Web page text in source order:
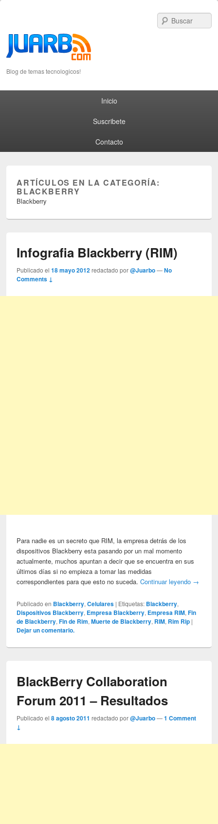
Blog de temas tecnologicos!
Inicio
Suscribete
Contacto
ARTÍCULOS EN LA CATEGORÍA:
BLACKBERRY
Blackberry
Infografia Blackberry (RIM)
Publicado el18 mayo 2012 redactado por@Juarbo —No
Comments ↓
Para nadie es un secreto que RIM, la empresa detrás de los
dispositivos Blackberry esta pasando por un mal momento
actualmente, muchos apuntan a decir que se encuentra en sus
últimos días si no empieza a tomar las medidas
correspondientes para que esto no suceda.Continuar leyendo →
Publicado en Blackberry,Celulares | Etiquetas: Blackberry,
Dispositivos Blackberry, Empresa Blackberry, Empresa RIM,Fin
de Blackberry,Fin de Rim,Muerte de Blackberry, RIM, Rim Rip |
Dejar un comentario.
BlackBerry Collaboration
Forum 2011 – Resultados
Publicado el8 agosto 2011 redactado por@Juarbo —1 Comment
↓